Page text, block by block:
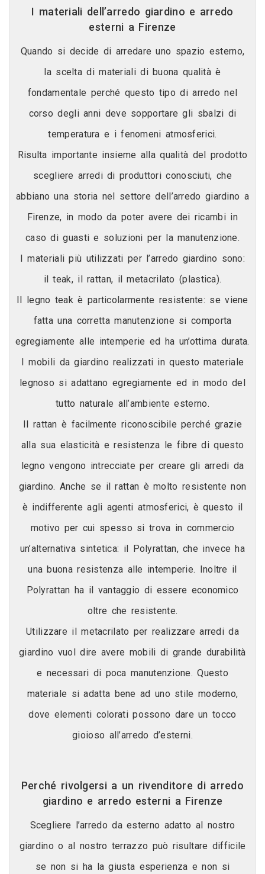
I materiali dell’arredo giardino e arredo
esterni a Firenze
Quando si decide di arredare uno spazio esterno,
la scelta di materiali di buona qualità è
fondamentale perché questo tipo di arredo nel
corso degli anni deve sopportare gli sbalzi di
temperatura e i fenomeni atmosferici.
Risulta importante insieme alla qualità del prodotto
scegliere arredi di produttori conosciuti, che
abbiano una storia nel settore dell’arredo giardino a
Firenze, in modo da poter avere dei ricambi in
caso di guasti e soluzioni per la manutenzione.
I materiali più utilizzati per l’arredo giardino sono:
il teak, il rattan, il metacrilato (plastica).
Il legno teak è particolarmente resistente: se viene
fatta una corretta manutenzione si comporta
egregiamente alle intemperie ed ha un’ottima durata.
I mobili da giardino realizzati in questo materiale
legnoso si adattano egregiamente ed in modo del
tutto naturale all’ambiente esterno.
Il rattan è facilmente riconoscibile perché grazie
alla sua elasticità e resistenza le fibre di questo
legno vengono intrecciate per creare gli arredi da
giardino. Anche se il rattan è molto resistente non
è indifferente agli agenti atmosferici, è questo il
motivo per cui spesso si trova in commercio
un’alternativa sintetica: il Polyrattan, che invece ha
una buona resistenza alle intemperie. Inoltre il
Polyrattan ha il vantaggio di essere economico
oltre che resistente.
Utilizzare il metacrilato per realizzare arredi da
giardino vuol dire avere mobili di grande durabilità
e necessari di poca manutenzione. Questo
materiale si adatta bene ad uno stile moderno,
dove elementi colorati possono dare un tocco
gioioso all’arredo d’esterni.
Perché rivolgersi a un rivenditore di arredo
giardino e arredo esterni a Firenze
Scegliere l’arredo da esterno adatto al nostro
giardino o al nostro terrazzo può risultare difficile
se non si ha la giusta esperienza e non si